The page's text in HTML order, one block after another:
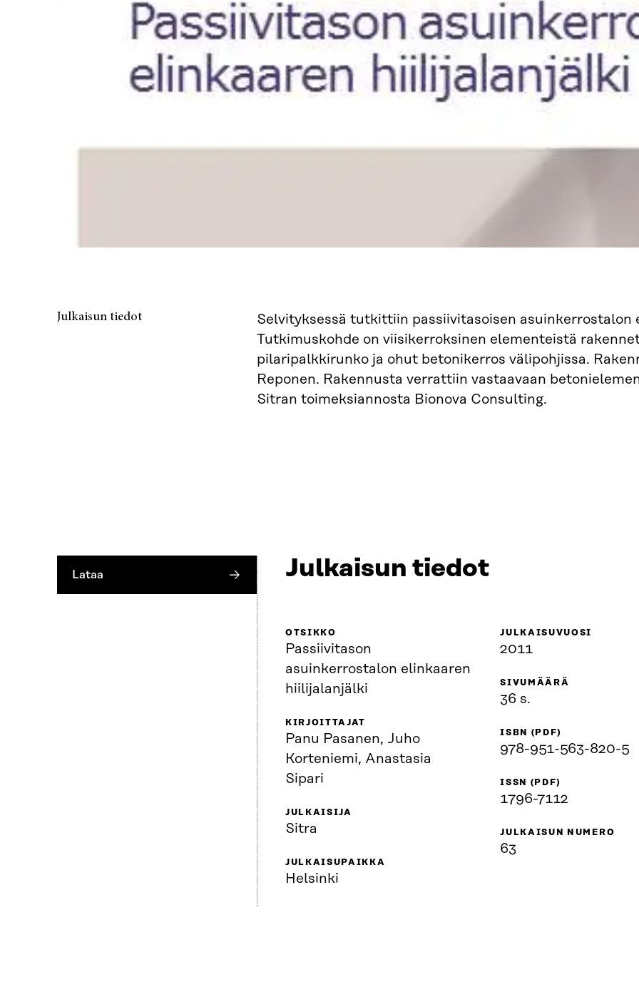
Julkaisun tiedot
Selvityksessä tutkittiin passiivitasoisen asuinkerrostalon
Tutkimuskohde on viisikerroksinen elementeistä
pilaripalkkirunko ja ohut betonikerros välipohjissa.
Reponen. Rakennusta verrattiin vastaavaan
Sitran toimeksiannosta Bionova Consulting.
Lataa Julkaisun tiedot
OTSIKKO
Passiivitason
asuinkerrostalon elinkaaren
hiilijalanjälki
KIRJOITTAJAT
Panu Pasanen, Juho
Korteniemi, Anastasia
Sipari
JULKAISIJA
Sitra
JULKAISUPAIKKA
Helsinki
JULKAISUVUOSI
2011
SIVUMÄÄRÄ
36 s.
ISBN (PDF)
978-951-563-820-5
ISSN (PDF)
1796-7112
JULKAISUN NUMERO
63